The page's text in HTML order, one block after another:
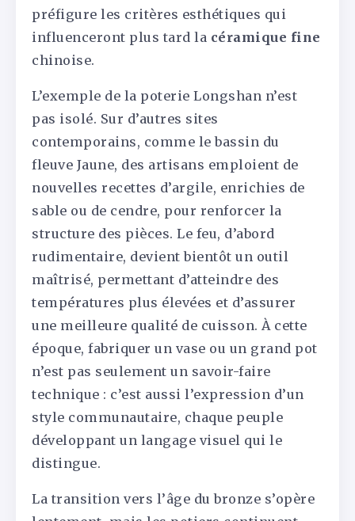
préfigure les critères esthétiques qui
influenceront plus tard la céramique fine
chinoise.
L’exemple de la poterie Longshan n’est
pas isolé. Sur d’autres sites
contemporains, comme le bassin du
fleuve Jaune, des artisans emploient de
nouvelles recettes d’argile, enrichies de
sable ou de cendre, pour renforcer la
structure des pièces. Le feu, d’abord
rudimentaire, devient bientôt un outil
maîtrisé, permettant d’atteindre des
températures plus élevées et d’assurer
une meilleure qualité de cuisson. À cette
époque, fabriquer un vase ou un grand pot
n’est pas seulement un savoir-faire
technique : c’est aussi l’expression d’un
style communautaire, chaque peuple
développant un langage visuel qui le
distingue.
La transition vers l’âge du bronze s’opère